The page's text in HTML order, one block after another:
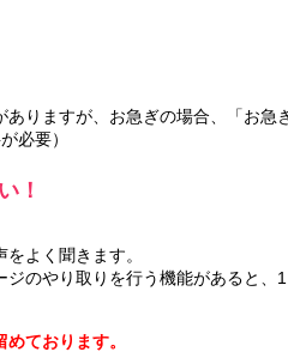
りますが、お急ぎの場合、「お急
必要）
！
をよく聞きます。
のやり取りを行う機能があると、
ております。